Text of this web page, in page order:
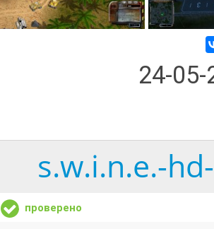
24-
s.w.i.n.e.-
проверено